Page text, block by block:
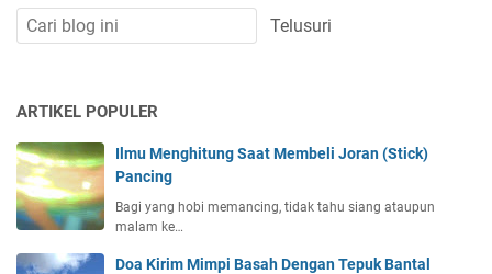
ARTIKEL POPULER
Ilmu Menghitung Saat Membeli Joran (Stick)
Pancing
Bagi yang hobi memancing, tidak tahu siang ataupun
malam ke…
Doa Kirim Mimpi Basah Dengan Tepuk Bantal